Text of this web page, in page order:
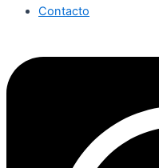
Contacto